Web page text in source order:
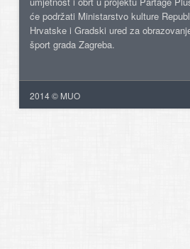
će podržati Ministarstvo kulture
Hrvatske i Gradski ured za
šport grada Zagreba.
2014 © MUO